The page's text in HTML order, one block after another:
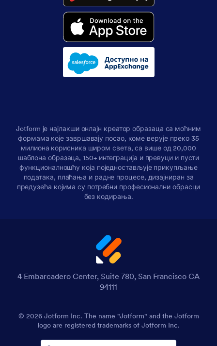
Jotform је најлакши онлајн креатор образаца са моћним
формама које завршавају посао, коме верује преко 35
милиона корисника широм света, са више од 20,000
шаблона образаца, 150+ интеграција и превуци и пусти
функционалношћу која поједностављује прикупљање
података, плаћања и радне процесе, дизајниран за
предузећа којима су потребни професионални обрасци
без кодирања.
4 Embarcadero Center, Suite 780, San Francisco CA
94111
© 2026 Jotform Inc. The name "Jotform" and the Jotform
logo are registered trademarks of Jotform Inc.